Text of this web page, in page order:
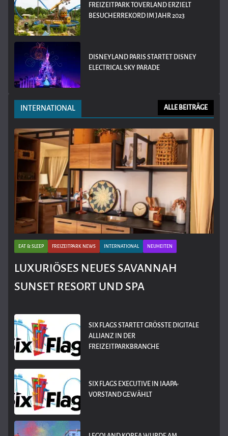
FREIZEITPARK TOVERLAND ERZIELT
BESUCHERREKORD IM JAHR 2023
DISNEYLAND PARIS STARTET DISNEY
ELECTRICAL SKY PARADE
INTERNATIONAL ALLE BEITRÄGE
EAT & SLEEP FREIZEITPARK NEWS INTERNATIONAL NEUHEITEN
LUXURIÖSES NEUES SAVANNAH
SUNSET RESORT UND SPA
SIX FLAGS STARTET GRÖSSTE DIGITALE A
LLIANZ IN DER F
REIZEITPARKBRANCHE
SIX FLAGS EXECUTIVE IN IAAPA-
VORSTAND GEWÄHLT